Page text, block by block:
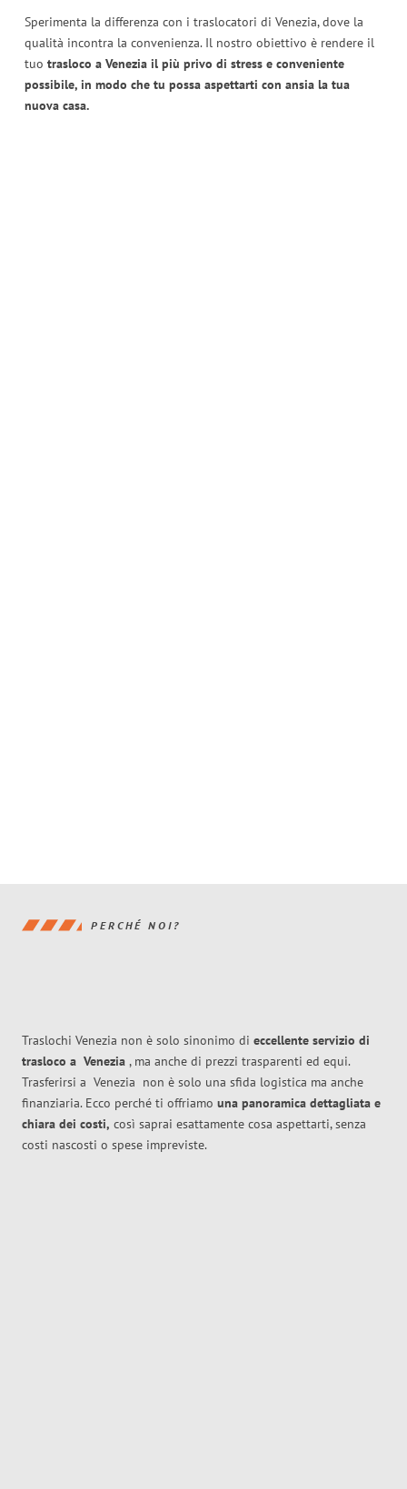
Sperimenta la differenza con i traslocatori di Venezia, dove la
qualità incontra la convenienza. Il nostro obiettivo è rendere il
tuo trasloco a Venezia il più privo di stress e conveniente
possibile, in modo che tu possa aspettarti con ansia la tua
nuova casa.
PERCHÉ NOI?
Traslochi Venezia non è solo sinonimo di eccellente servizio di
trasloco a Venezia , ma anche di prezzi trasparenti ed equi.
Trasferirsi a Venezia non è solo una sfida logistica ma anche
finanziaria. Ecco perché ti offriamo una panoramica dettagliata e
chiara dei costi, così saprai esattamente cosa aspettarti, senza
costi nascosti o spese impreviste.